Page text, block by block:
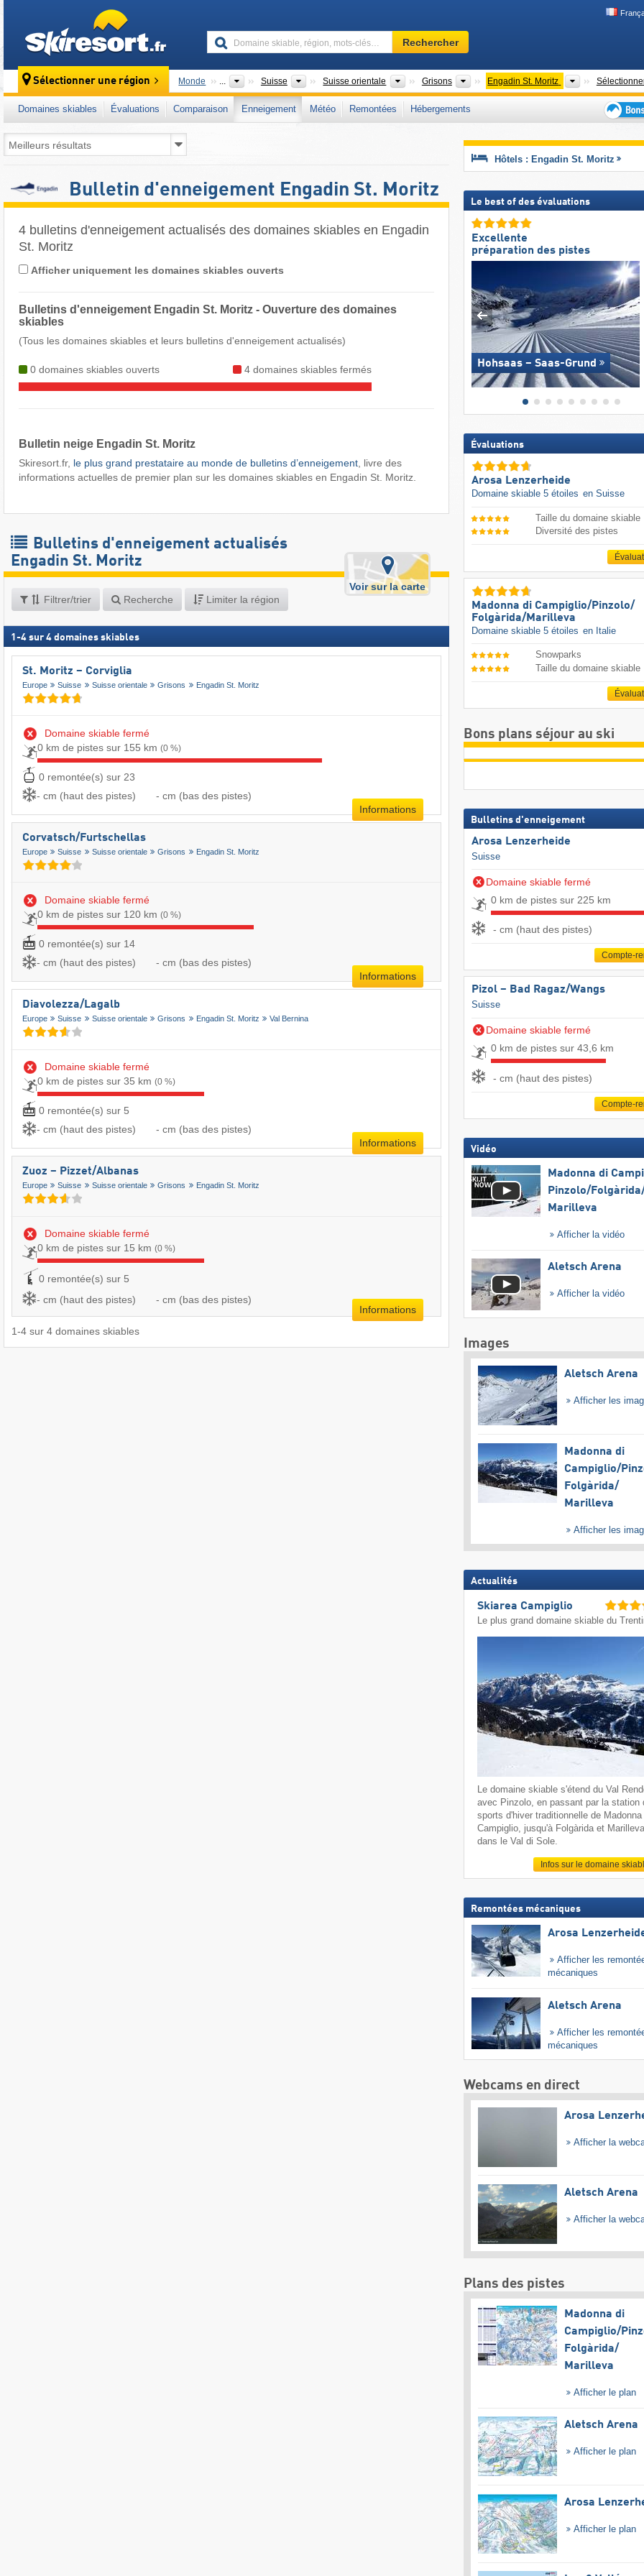
Domaine
skiable,
mots-
clés…
Rechercher
Sélectionner une région Monde ... Suisse PaysSuisse orientale Grandes régions
Grisons Cantons
Engadin St. Moritz Régions
Domaines skiables Évaluations Comparaison Enneigement Météo Remontées
Hébergements
plans
séjour
Bulletin d'enneigement Engadin St. Moritz
4 bulletins d'enneigement actualisés des domaines skiables en Engadin
St. Moritz ​
Afficher uniquement les domaines skiables ouverts
Bulletins d'enneigement Engadin St. Moritz - Ouverture des domaines
skiables
(Tous les domaines skiables et leurs bulletins d'enneigement actualisés)
0 domaines skiables ouverts 4 domaines skiables fermés
Bulletin neige Engadin St. Moritz ​
Skiresort.fr, le plus grand prestataire au monde de bulletins d’enneigement , livre des
informations actuelles de premier plan sur les domaines skiables en Engadin St. Moritz.
Bulletins d'enneigement actualisés
Engadin St. Moritz
Filtrer/trier Recherche Limiter la région
Voir sur la carte
1 -4 sur4 domaines skiables
St. Moritz – Corviglia
Europe Suisse Suisse orientale Grisons Engadin St. Moritz
Domaine skiable fermé
0 km de pistes sur 155 km (0 %)
0 remontée(s) sur 23
- cm (haut des pistes)
- cm (bas des pistes)
Informations
Corvatsch/​Furtschellas
Europe Suisse Suisse orientale Grisons Engadin St. Moritz
Domaine skiable fermé
0 km de pistes sur 120 km (0 %)
0 remontée(s) sur 14
- cm (haut des pistes)
- cm (bas des pistes)
Informations
Diavolezza/​Lagalb
Europe Suisse Suisse orientale Grisons Engadin St. Moritz Val Bernina
Domaine skiable fermé
0 km de pistes sur 35 km (0 %)
0 remontée(s) sur 5
- cm (haut des pistes)
- cm (bas des pistes)
Informations
Zuoz – Pizzet/​Albanas
Europe Suisse Suisse orientale Grisons Engadin St. Moritz
Domaine skiable fermé
0 km de pistes sur 15 km (0 %)
0 remontée(s) sur 5
- cm (haut des pistes)
- cm (bas des pistes)
Informations
1-4 sur 4 domaines skiables
Hôtels : Engadin St. Moritz
Le best of des évaluations
Excellente
préparation des pistes
Hohsaas – Saas-Grund
Évaluations
Arosa Lenzerheide
Domaine skiable 5 étoiles en Suisse
Taille du domaine skiable
Diversité des pistes
Madonna di Campiglio/​Pinzolo/​
Folgàrida/​Marilleva
Domaine skiable 5 étoiles en Italie
Snowparks
Taille du domaine skiable
Bons plans séjour au ski
Bulletins d'enneigement
Arosa Lenzerheide
Suisse
Domaine skiable fermé
0 km de pistes sur 225 km
- cm (haut des pistes)
Compte-
Pizol – Bad Ragaz/​Wangs
Suisse
Domaine skiable fermé
0 km de pistes sur 43,6 km
- cm (haut des pistes)
Compte-
Vidéo
Madonna di
Pinzolo/​
Marilleva
Afficher la vidéo
Aletsch Arena
Afficher la vidéo
Images
Aletsch Arena
Afficher les
Madonna di
Campiglio/​
Folgàrida/​
Marilleva
Afficher les
Actualités
Skiarea Campiglio
Le plus grand domaine skiable du
Le domaine skiable s'étend du Val
avec Pinzolo, en passant par la station
sports d'hiver traditionnelle de Madonna
Campiglio, jusqu'à Folgàrida et
dans le Val di Sole.
Infos sur le domaine
Remontées mécaniques
Arosa
Afficher les
mécaniques
Aletsch Arena
Afficher les
mécaniques
Webcams en direct
Arosa
Afficher la
Aletsch Arena
Afficher la
Plans des pistes
Madonna di
Campiglio/​
Folgàrida/​
Marilleva
Afficher le plan
Aletsch Arena
Afficher le plan
Arosa
Afficher le plan